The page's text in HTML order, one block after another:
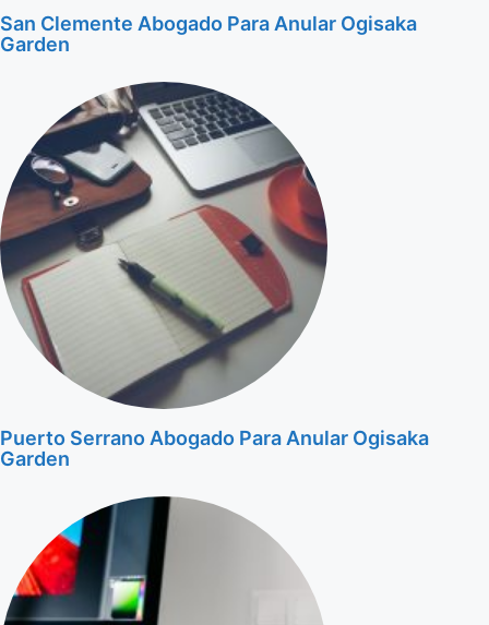
San Clemente Abogado Para Anular Ogisaka
Garden
Puerto Serrano Abogado Para Anular Ogisaka
Garden